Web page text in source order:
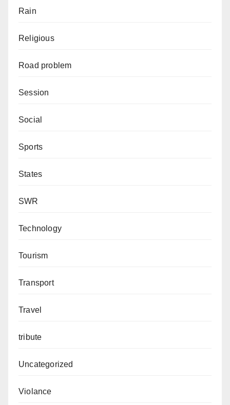
Rain
Religious
Road problem
Session
Social
Sports
States
SWR
Technology
Tourism
Transport
Travel
tribute
Uncategorized
Violance